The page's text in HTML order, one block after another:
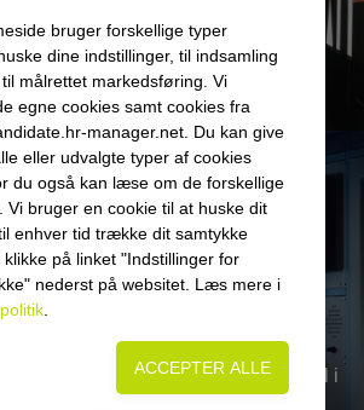
det danske luftrum, de forskellige
samt vores tårne og kontrolcentral i
bruger forskellige typer
dine indstillinger, til indsamling
målrettet markedsføring. Vi
egne cookies samt cookies fra
manager.net. Du kan give
eller udvalgte typer af cookies
du også kan læse om de forskellige
Vi bruger en cookie til at huske dit
enhver tid trække dit samtykke
på linket "Indstillinger for
nederst på websitet. Læs mere i